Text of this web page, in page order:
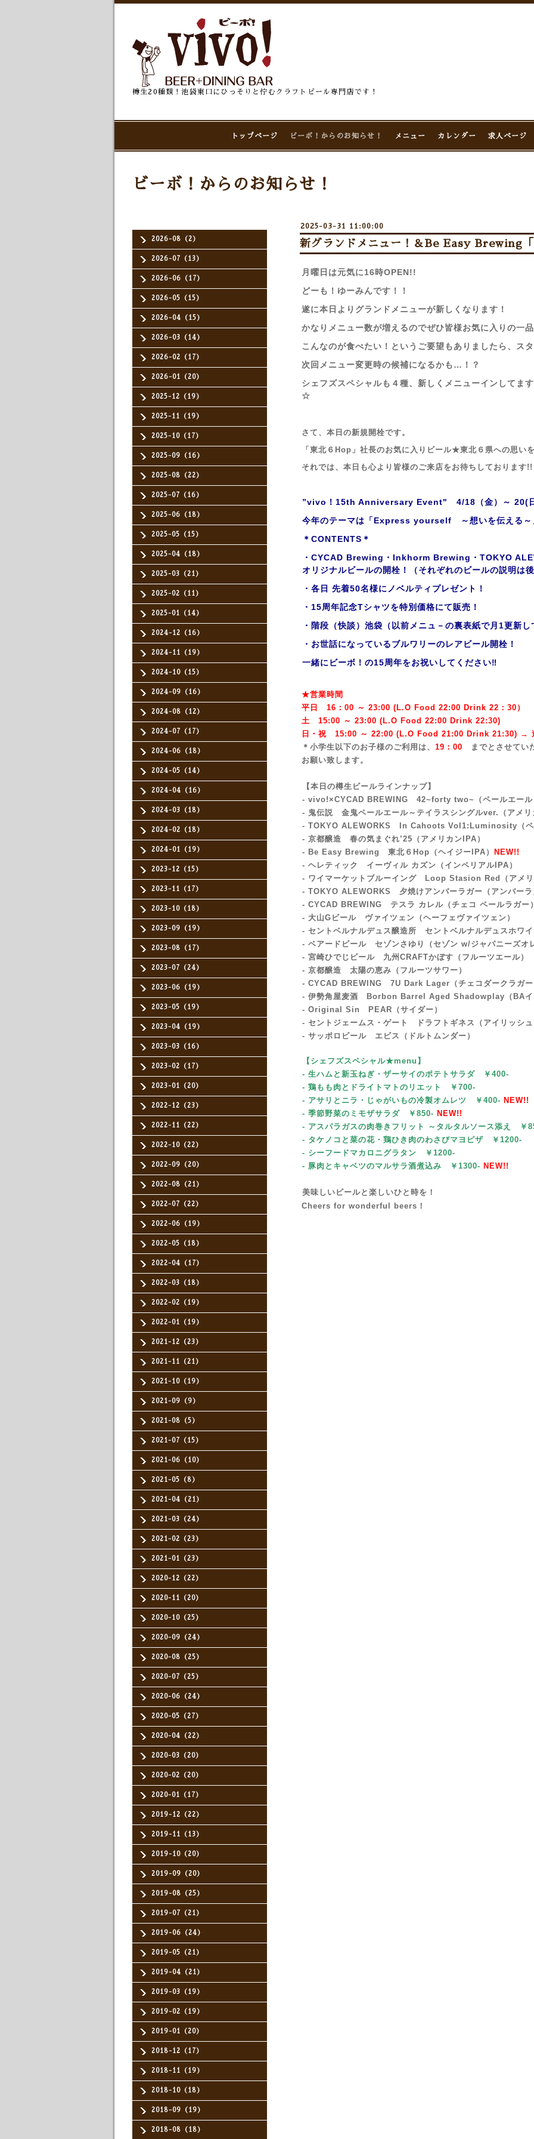
樽生20種類！池袋東口にひっそりと佇むクラフトビール専門店です！
トップページ ビーボ！からのお知らせ！ メニュー カレンダー 求人ページ
2026-08（2）
2026-07（13）
2026-06（17）
2026-05（15）
2026-04（15）
2026-03（14）
2026-02（17）
2026-01（20）
2025-12（19）
2025-11（19）
2025-10（17）
2025-09（16）
2025-08（22）
2025-07（16）
2025-06（18）
2025-05（15）
2025-04（18）
2025-03（21）
2025-02（11）
2025-01（14）
2024-12（16）
2024-11（19）
2024-10（15）
2024-09（16）
2024-08（12）
2024-07（17）
2024-06（18）
2024-05（14）
2024-04（16）
2024-03（18）
2024-02（18）
2024-01（19）
2023-12（15）
2023-11（17）
2023-10（18）
2023-09（19）
2023-08（17）
2023-07（24）
2023-06（19）
2023-05（19）
2023-04（19）
2023-03（16）
2023-02（17）
2023-01（20）
2022-12（23）
2022-11（22）
2022-10（22）
2022-09（20）
2022-08（21）
2022-07（22）
2022-06（19）
2022-05（18）
2022-04（17）
2022-03（18）
2022-02（19）
2022-01（19）
2021-12（23）
2021-11（21）
2021-10（19）
2021-09（9）
2021-08（5）
2021-07（15）
2021-06（10）
2021-05（8）
2021-04（21）
2021-03（24）
2021-02（23）
2021-01（23）
2020-12（22）
2020-11（20）
2020-10（25）
2020-09（24）
2020-08（25）
2020-07（25）
2020-06（24）
2020-05（27）
2020-04（22）
2020-03（20）
2020-02（20）
2020-01（17）
2019-12（22）
2019-11（13）
2019-10（20）
2019-09（20）
2019-08（25）
2019-07（21）
2019-06（24）
2019-05（21）
2019-04（21）
2019-03（19）
2019-02（19）
2019-01（20）
2018-12（17）
2018-11（19）
2018-10（18）
2018-09（19）
2018-08（18）
ビーボ！からのお知らせ！
2025-03-31 11:00:00
新グランドメニュー！＆Be Easy Brewing
月曜日は元気に16時OPEN!!
どーも！ゆーみんです！！
遂に本日よりグランドメニューが新しくなります！
かなりメニュー数が増えるのでぜひ皆様お気に入りの一
こんなのが食べたい！というご要望もありましたら、スタ
次回メニュー変更時の候補になるかも…！？
シェフズスペシャルも４種、新しくメニューインしてま
☆
さて、本日の新規開栓です。
「東北６Hop」社長のお気に入りビール★東北６県への思い
それでは、本日も心より皆様のご来店をお待ちしております!!
”vivo！15th Anniversary Event" 4/18（金）～ 20(日
今年のテーマは「Express yourself ～想いを伝える～
＊CONTENTS＊
・CYCAD Brewing・Inkhorm Brewing・TOKYO
オリジナルビールの開栓！（それぞれのビールの説明は後
・各日 先着50名様にノベルティプレゼント！
・15周年記念Tシャツを特別価格にて販売！
・階段（快談）池袋（以前メニュ－の裏表紙で月1更新し
・お世話になっているブルワリーのレアビール開栓！
一緒にビーボ！の15周年をお祝いしてください‼
★営業時間
平日 16：00 ～ 23:00 (L.O Food 22:00 Drink 22：30）
土 15:00 ～ 23:00 ( L.O Food 22:00 Drink 22:30)
日・祝 15:00 ～ 22:00 ( L.O Food 21:00 Drink 21:30) →
＊小学生以下のお子様のご利用は、 19：00
までとさせてい
お願い致します。
【本日の樽生ビールラインナップ】
- vivo!×CYCAD BREWING 42~forty two~
（ペールエール
- 鬼伝説 金鬼ペールエール～テイラスシングルver.（アメリ
- TOKYO ALEWORKS In Cahoots Vol1:Luminosity（ペ
- 京都醸造 春の気まぐれ’25（アメリカンIPA）
- Be Easy Brewing 東北６Hop （ヘイジーIPA）
NEW!!
- ヘレティック イーヴィル カズン（インペリアルIPA）
- ワイマーケットブルーイング Loop Stasion Red（アメリ
- TOKYO ALEWORKS 夕焼けアンバーラガー（アンバーラ
- CYCAD BREWING テスラ カレル（チェコ ペールラガー ）
- 大山Gビール ヴァイツェン（ヘーフェヴァイツェン）
- セントベルナルデュス醸造所 セントベルナルデュスホワイ
- ベアードビール セゾンさゆり（セゾン w/ジャパニーズオ
- 宮崎ひでじビール 九州CRAFTかぼす（フルーツエール）
- 京都醸造 太陽の恵み（フルーツサワー）
- CYCAD BREWING 7U Dark Lager（チェコダークラガー
- 伊勢角屋麦酒 Borbon Barrel Aged Shadowplay（BAイ
- Original Sin PEAR（サイダー）
- セントジェームス・ゲート ドラフトギネス（アイリッシュ
- サッポロビール エビス（ドルトムンダー）
【シェフズスペシャル★menu 】
- 生ハムと新玉ねぎ・ザーサイのポテトサラダ ￥400-
- 鶏もも肉とドライトマトのリエット
￥700-
- アサリとニラ・じゃがいもの冷製オムレツ ￥400- NEW!!
- 季節野菜のミモザサラダ ￥850- NEW!!
- アスパラガスの肉巻きフリット ～タルタルソース添え ￥
- タケノコと菜の花・鶏ひき肉のわさびマヨピザ ￥1200-
- シーフードマカロニグラタン ￥1200-
- 豚肉とキャベツのマルサラ酒煮込み ￥1300- NEW!!
美味しいビールと楽しいひと時を！
Cheers for wonderful beers！